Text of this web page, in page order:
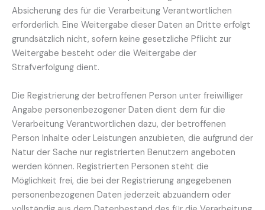
Absicherung des für die Verarbeitung Verantwortlichen
erforderlich. Eine Weitergabe dieser Daten an Dritte erfolgt
grundsätzlich nicht, sofern keine gesetzliche Pflicht zur
Weitergabe besteht oder die Weitergabe der
Strafverfolgung dient.
Die Registrierung der betroffenen Person unter freiwilliger
Angabe personenbezogener Daten dient dem für die
Verarbeitung Verantwortlichen dazu, der betroffenen
Person Inhalte oder Leistungen anzubieten, die aufgrund der
Natur der Sache nur registrierten Benutzern angeboten
werden können. Registrierten Personen steht die
Möglichkeit frei, die bei der Registrierung angegebenen
personenbezogenen Daten jederzeit abzuändern oder